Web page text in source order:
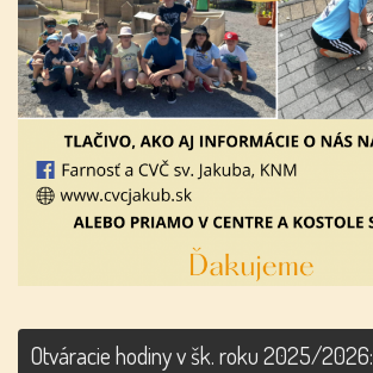
Otváracie hodiny v šk. roku 2025/2026: